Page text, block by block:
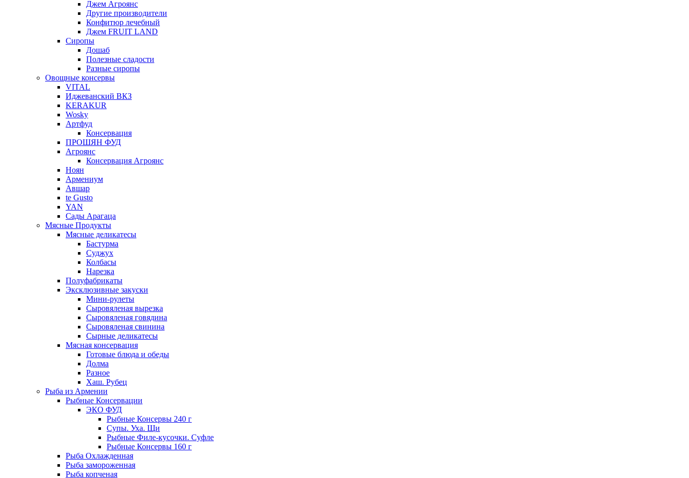
Джем Агроянс
Другие производители
Конфитюр лечебный
Джем FRUIT LAND
Сиропы
Дошаб
Полезные сладости
Разные сиропы
Овощные консервы
VITAL
Иджеванский ВКЗ
KERAKUR
Wosky
Артфуд
Консервация
ПРОШЯН ФУД
Агроянс
Консервация Агроянс
Ноян
Армениум
Авшар
te Gusto
YAN
Сады Арагаца
Мясные Продукты
Мясные деликатесы
Бастурма
Суджух
Колбасы
Нарезка
Полуфабрикаты
Эксклюзивные закуски
Мини-рулеты
Сыровяленая вырезка
Сыровяленая говядина
Сыровяленая свинина
Сырные деликатесы
Мясная консервация
Готовые блюда и обеды
Долма
Разное
Хаш. Рубец
Рыба из Армении
Рыбные Консервации
ЭКО ФУД
Рыбные Консервы 240 г
Супы. Уха. Щи
Рыбные Филе-кусочки. Суфле
Рыбные Консервы 160 г
Рыба Охлажденная
Рыба замороженная
Рыба копченая